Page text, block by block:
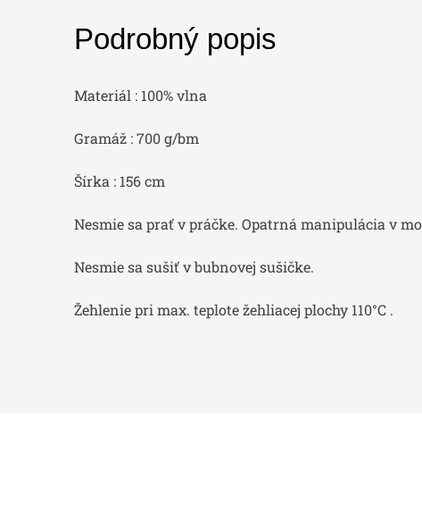
Podrobný popis
Materiál : 100% vlna
Gramáž : 700 g/bm
Šírka : 156 cm
Nesmie sa prať v práčke. Opatrná manipulácia v
Nesmie sa sušiť v bubnovej sušičke.
Žehlenie pri max. teplote žehliacej plochy 110°C .